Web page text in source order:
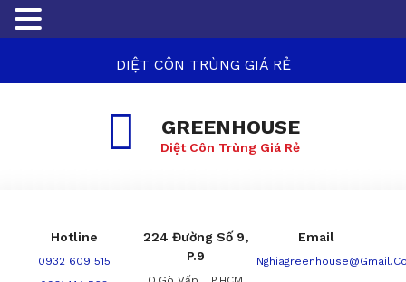
DIỆT CÔN TRÙNG GIÁ RẺ
GREENHOUSE
Diệt Côn Trùng Giá Rẻ
Hotline
0932 609 515
224 Đường Số 9,
P.9
Email